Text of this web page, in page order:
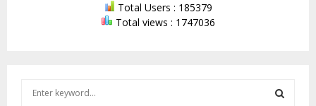
Total Users : 185379
Total views : 1747036